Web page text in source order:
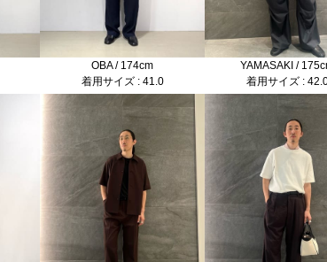
OBA / 174cm
着用サイズ : 41.0
YAMASAKI /
着用サイズ :